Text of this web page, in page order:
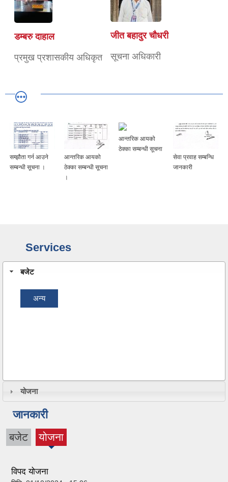
डम्बरु दाहाल
प्रमुख प्रशासकीय अधिकृत
जीत बहादुर चाैधरी
सूचना अधिकारी
सम्झौता गर्न आउने
सम्बन्धी सूचना ।
आन्तरिक आयको
ठेक्का सम्बन्धी सूचना
।
आन्तरिक आयको
ठेक्का सम्बन्धी सूचना
सेवा प्रवाह सम्बन्धि
जानकारी
Services
बजेट
अन्य
योजना
जानकारी
बजेट योजना
(active
विपद योजना